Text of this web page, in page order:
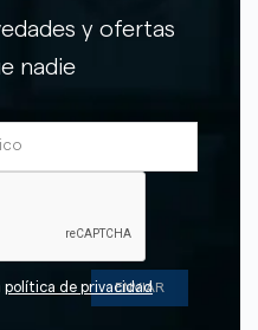
y ofertas
nadie
política de privacidad